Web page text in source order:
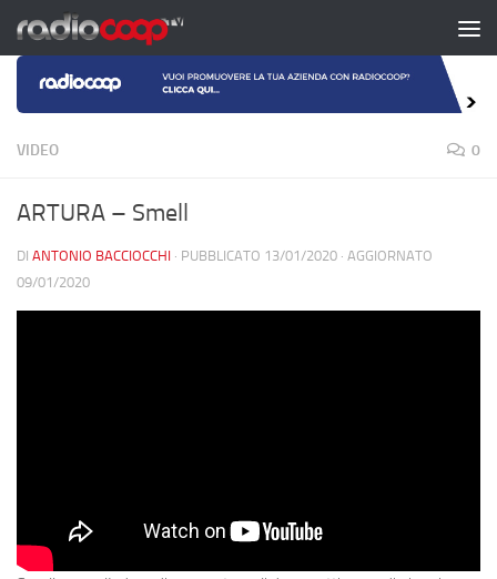
Salta al contenuto
VIDEO 0
ARTURA – Smell
DI ANTONIO BACCIOCCHI · PUBBLICATO 13/01/2020 · AGGIORNATO
09/01/2020